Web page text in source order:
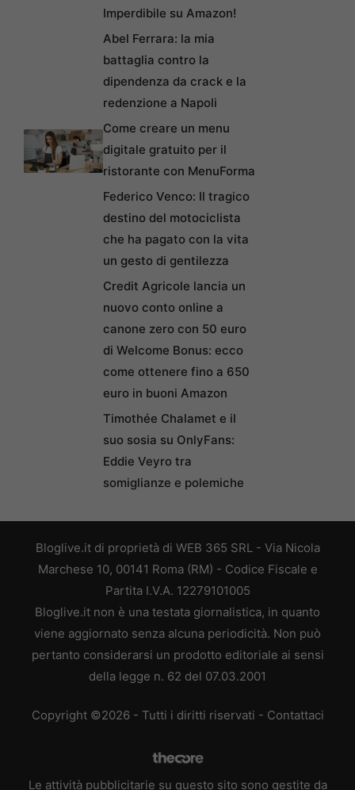
Imperdibile su Amazon!
Abel Ferrara: la mia
battaglia contro la
dipendenza da crack e la
redenzione a Napoli
Come creare un menu
digitale gratuito per il
ristorante con MenuForma
Federico Venco: Il tragico
destino del motociclista
che ha pagato con la vita
un gesto di gentilezza
Credit Agricole lancia un
nuovo conto online a
canone zero con 50 euro
di Welcome Bonus: ecco
come ottenere fino a 650
euro in buoni Amazon
Timothée Chalamet e il
suo sosia su OnlyFans:
Eddie Veyro tra
somiglianze e polemiche
Bloglive.it di proprietà di WEB 365 SRL - Via Nicola
Marchese 10, 00141 Roma (RM) - Codice Fiscale e
Partita I.V.A. 12279101005
Bloglive.it non è una testata giornalistica, in quanto
viene aggiornato senza alcuna periodicità. Non può
pertanto considerarsi un prodotto editoriale ai sensi
della legge n. 62 del 07.03.2001
Copyright ©2026 - Tutti i diritti riservati - Contattaci
Le attività pubblicitarie su questo sito sono gestite da